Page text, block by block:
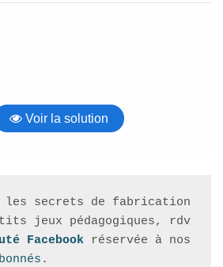
les secrets de fabrication
jeux pédagogiques, rdv
Facebook
.